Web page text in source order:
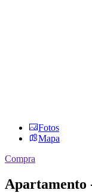
Fotos
Mapa
Compra
Apartamento